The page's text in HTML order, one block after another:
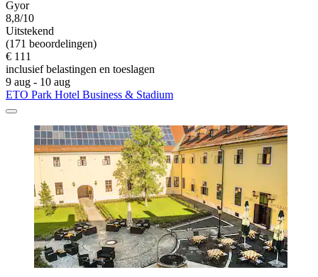
Gyor
8,8/10
Uitstekend
(171 beoordelingen)
€ 111
inclusief belastingen en toeslagen
9 aug - 10 aug
ETO Park Hotel Business & Stadium